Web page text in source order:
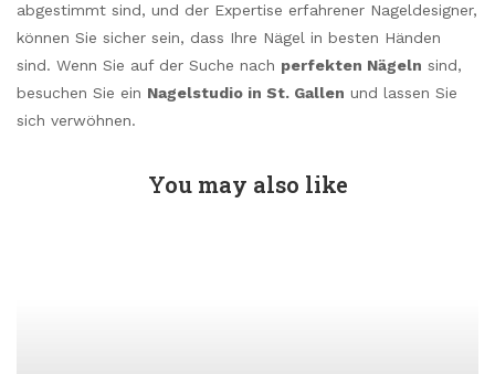
abgestimmt sind, und der Expertise erfahrener Nageldesigner,
können Sie sicher sein, dass Ihre Nägel in besten Händen
sind. Wenn Sie auf der Suche nach perfekten Nägeln sind,
besuchen Sie ein Nagelstudio in St. Gallen und lassen Sie
sich verwöhnen.
You may also like